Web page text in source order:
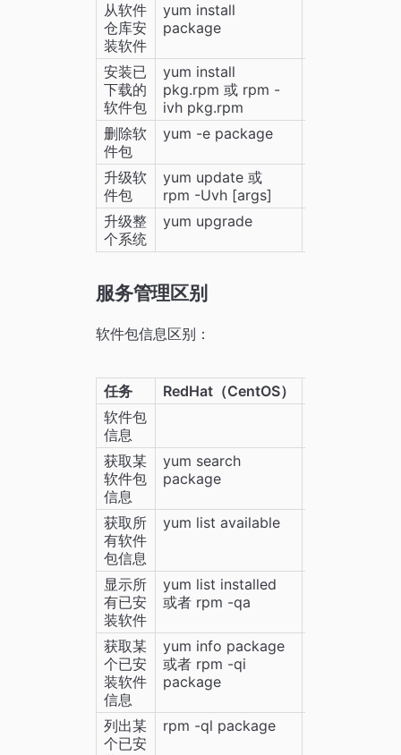
从软件
仓库安
装软件
yum install
package
安装已
下载的
软件包
yum install
pkg.rpm 或 rpm -
ivh pkg.rpm
删除软
件包
yum -e package
升级软
件包
yum update 或
rpm -Uvh [args]
升级整
个系统
yum upgrade
服务管理区别
软件包信息区别：
任务 RedHat（CentOS）
软件包
信息
获取某
软件包
信息
yum search
package
获取所
有软件
包信息
yum list available
显示所
有已安
装软件
yum list installed
或者 rpm -qa
获取某
个已安
装软件
信息
yum info package
或者 rpm -qi
package
列出某
个已安
rpm -ql package